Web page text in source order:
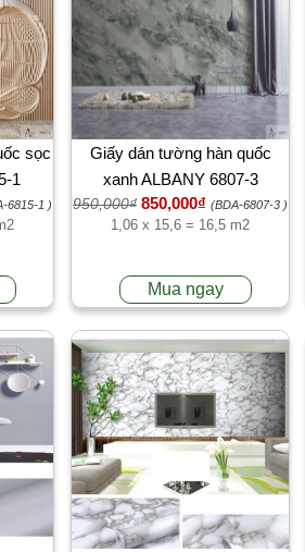
sọc
1
6815-1 )
Giấy dán tường hàn quốc
xanh ALBANY 6807-3
950,000₫ 850,000₫ (BDA-6807-3 )
1,06 x 15,6 = 16,5 m2
Mua ngay